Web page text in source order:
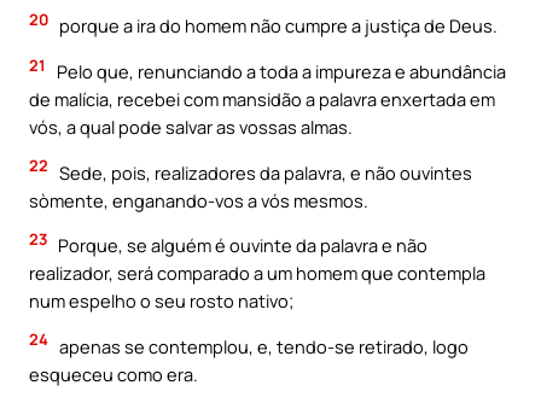
20 porque a ira do homem não cumpre a justiça de Deus.
21
Pelo que, renunciando a toda a impureza e abundância
de malícia, recebei com mansidão a palavra enxertada em
vós, a qual pode salvar as vossas almas.
22 Sede, pois, realizadores da palavra, e não ouvintes
sòmente, enganando-vos a vós mesmos.
23 Porque, se alguém é ouvinte da palavra e não
realizador, será comparado a um homem que contempla
num espelho o seu rosto nativo;
24 apenas se contemplou, e, tendo-se retirado, logo
esqueceu como era.